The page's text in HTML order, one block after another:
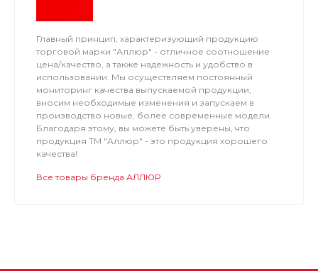
Главный принцип, характеризующий продукцию
торговой марки "Аллюр" - отличное соотношение
цена/качество, а также надежность и удобство в
использовании. Мы осуществляем постоянный
мониторинг качества выпускаемой продукции,
вносим необходимые изменения и запускаем в
производство новые, более современные модели.
Благодаря этому, вы можете быть уверены, что
продукция ТМ "Аллюр" - это продукция хорошего
качества!
Все товары бренда АЛЛЮР